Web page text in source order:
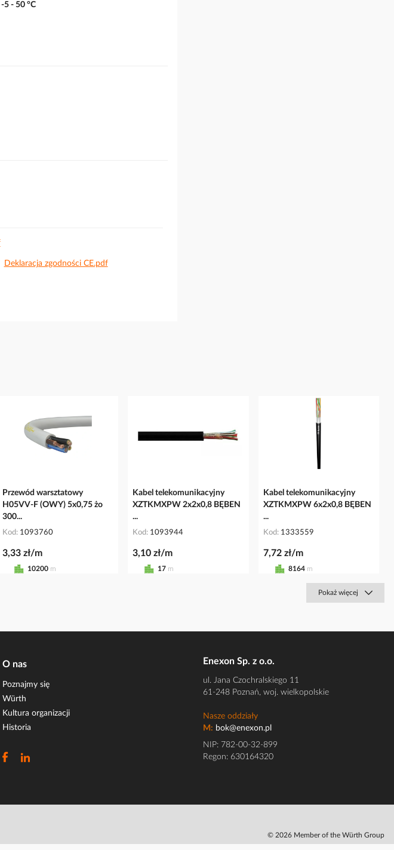
-5 - 50 °C
Deklaracja zgodności CE.pdf
Przewód warsztatowy
H05VV-F (OWY) 5x0,75 żo
300...
Kod 1093760
3,33 zł/m
10200 m
Kabel telekomunikacyjny
XZTKMXPW 2x2x0,8 BĘBEN
...
Kod 1093944
3,10 zł/m
17 m
Kabel telekomunikacyjny
XZTKMXPW 6x2x0,8 BĘBEN
...
Kod 1333559
7,72 zł/m
8164 m
Pokaż więcej
O nas
Poznajmy się
Würth
Kultura organizacji
Historia
Enexon Sp. z o.o.
ul. Jana Czochralskiego 11
61-248 Poznań, woj. wielkopolskie
Nasze oddziały
M: bok@enexon.pl
NIP: 782-00-32-899
Regon: 630164320
© 2026 Member of the Würth Group